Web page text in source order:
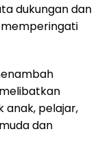
dukungan dan
anak, pelajar,
dan